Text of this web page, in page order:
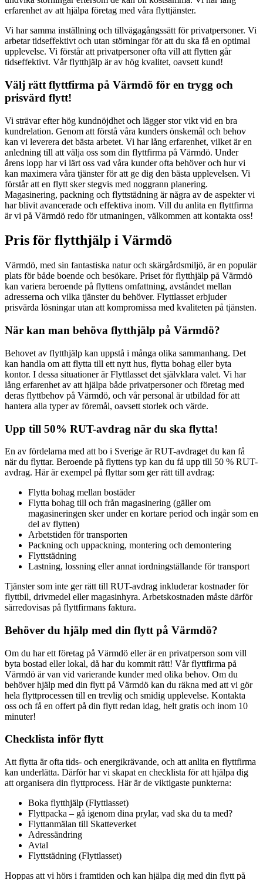
erfarenhet av att hjälpa företag med våra flyttjänster.
Vi har samma inställning och tillvägagångssätt för privatpersoner. Vi
arbetar tidseffektivt och utan störningar för att du ska få en optimal
upplevelse. Vi förstår att privatpersoner ofta vill att flytten går
tidseffektivt. Vår flytthjälp är av hög kvalitet, oavsett kund!
Välj rätt flyttfirma på Värmdö för en trygg och
prisvärd flytt!
Vi strävar efter hög kundnöjdhet och lägger stor vikt vid en bra
kundrelation. Genom att förstå våra kunders önskemål och behov
kan vi leverera det bästa arbetet. Vi har lång erfarenhet, vilket är en
anledning till att välja oss som din flyttfirma på Värmdö. Under
årens lopp har vi lärt oss vad våra kunder ofta behöver och hur vi
kan maximera våra tjänster för att ge dig den bästa upplevelsen. Vi
förstår att en flytt sker stegvis med noggrann planering.
Magasinering, packning och flyttstädning är några av de aspekter vi
har blivit avancerade och effektiva inom. Vill du anlita en flyttfirma
är vi på Värmdö redo för utmaningen, välkommen att kontakta oss!
Pris för flytthjälp i Värmdö
Värmdö, med sin fantastiska natur och skärgårdsmiljö, är en populär
plats för både boende och besökare. Priset för flytthjälp på Värmdö
kan variera beroende på flyttens omfattning, avståndet mellan
adresserna och vilka tjänster du behöver. Flyttlasset erbjuder
prisvärda lösningar utan att kompromissa med kvaliteten på tjänsten.
När kan man behöva flytthjälp på Värmdö?
Behovet av flytthjälp kan uppstå i många olika sammanhang. Det
kan handla om att flytta till ett nytt hus, flytta bohag eller byta
kontor. I dessa situationer är Flyttlasset det självklara valet. Vi har
lång erfarenhet av att hjälpa både privatpersoner och företag med
deras flyttbehov på Värmdö, och vår personal är utbildad för att
hantera alla typer av föremål, oavsett storlek och värde.
Upp till 50% RUT-avdrag när du ska flytta!
En av fördelarna med att bo i Sverige är RUT-avdraget du kan få
när du flyttar. Beroende på flyttens typ kan du få upp till 50 % RUT-
avdrag. Här är exempel på flyttar som ger rätt till avdrag:
Flytta bohag mellan bostäder
Flytta bohag till och från magasinering (gäller om
magasineringen sker under en kortare period och ingår som en
del av flytten)
Arbetstiden för transporten
Packning och uppackning, montering och demontering
Flyttstädning
Lastning, lossning eller annat iordningställande för transport
Tjänster som inte ger rätt till RUT-avdrag inkluderar kostnader för
flyttbil, drivmedel eller magasinhyra. Arbetskostnaden måste därför
särredovisas på flyttfirmans faktura.
Behöver du hjälp med din flytt på Värmdö?
Om du har ett företag på Värmdö eller är en privatperson som vill
byta bostad eller lokal, då har du kommit rätt! Vår flyttfirma på
Värmdö är van vid varierande kunder med olika behov. Om du
behöver hjälp med din flytt på Värmdö kan du räkna med att vi gör
hela flyttprocessen till en trevlig och smidig upplevelse. Kontakta
oss och få en offert på din flytt redan idag, helt gratis och inom 10
minuter!
Checklista inför flytt
Att flytta är ofta tids- och energikrävande, och att anlita en flyttfirma
kan underlätta. Därför har vi skapat en checklista för att hjälpa dig
att organisera din flyttprocess. Här är de viktigaste punkterna:
Boka flytthjälp (Flyttlasset)
Flyttpacka – gå igenom dina prylar, vad ska du ta med?
Flyttanmälan till Skatteverket
Adressändring
Avtal
Flyttstädning (Flyttlasset)
Hoppas att vi hörs i framtiden och kan hjälpa dig med din flytt på